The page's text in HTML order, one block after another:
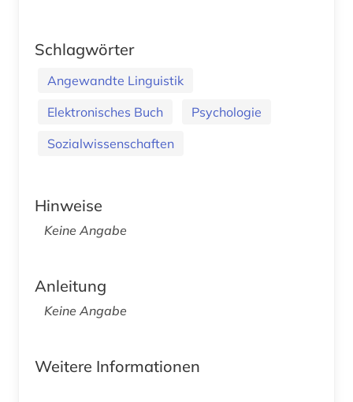
Schlagwörter
Angewandte Linguistik
Elektronisches Buch
Psychologie
Sozialwissenschaften
Hinweise
Keine Angabe
Anleitung
Keine Angabe
Weitere Informationen